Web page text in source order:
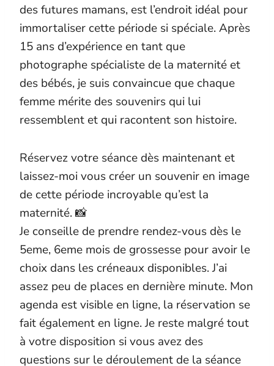
des futures mamans, est l’endroit idéal pour
immortaliser cette période si spéciale. Après
15 ans d’expérience en tant que
photographe spécialiste de la maternité et
des bébés, je suis convaincue que chaque
femme mérite des souvenirs qui lui
ressemblent et qui racontent son histoire.
Réservez votre séance dès maintenant et
laissez-moi vous créer un souvenir en image
de cette période incroyable qu’est la
maternité. 📸
Je conseille de prendre rendez-vous dès le
5eme, 6eme mois de grossesse pour avoir le
choix dans les créneaux disponibles. J’ai
assez peu de places en dernière minute. Mon
agenda est visible en ligne, la réservation se
fait également en ligne. Je reste malgré tout
à votre disposition si vous avez des
questions sur le déroulement de la séance